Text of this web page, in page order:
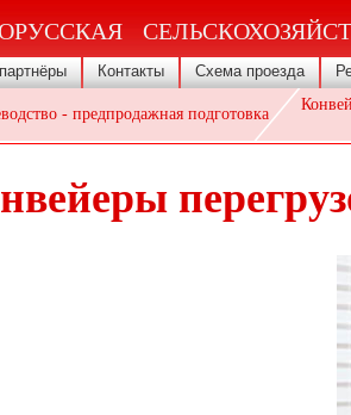
Контакты Схема проезда
- предпродажная подготовка